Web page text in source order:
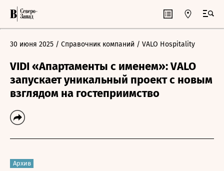
30 июня 2025 / Справочник компаний / VALO Hospitality
VIDI «Апартаменты с именем»: VALO
запускает уникальный проект с новым
взглядом на гостеприимство
Архив